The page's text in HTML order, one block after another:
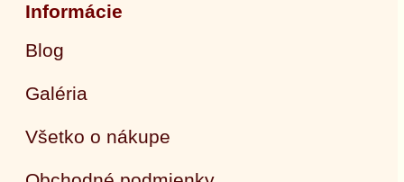
Informácie
Blog
Galéria
Všetko o nákupe